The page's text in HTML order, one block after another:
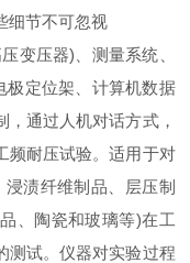
节不可忽视
变压器)、测量系统、
极定位架、计算机数据
通过人机对话方式，
频耐压试验。适用于对
渍纤维制品、层压制
、陶瓷和玻璃等)在工
测试。仪器对实验过程